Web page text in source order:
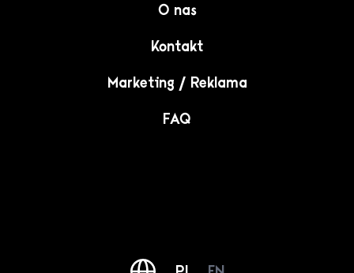
O nas
Kontakt
Marketing / Reklama
FAQ